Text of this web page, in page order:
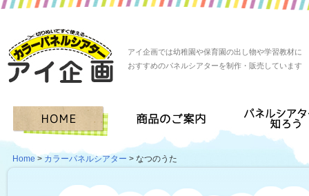
アイ企画では幼稚園や保育園の出し物や学習教材に
おすすめのパネルシアターを制作・販売しています
Home > カラーパネルシアター > なつのうた